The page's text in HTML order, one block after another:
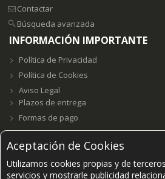
Aceptación de Cookies
Utilizamos cookies propias y de
servicios y mostrarle publicidad
Contactar
Búsqueda avanzada
INFORMACIÓN IMPORTANTE
Política de Privacidad
Política de Cookies
Aviso Legal
Plazos de entrega
Formas de pago
Grupo E23W Distribuciones, S.L.